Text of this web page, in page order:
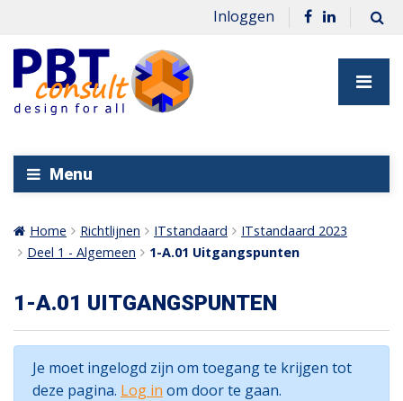
Inloggen
Menu
Home Richtlijnen ITstandaard
ITstandaard 2023
Deel 1 - Algemeen
1-A.01 Uitgangspunten
1-A.01 UITGANGSPUNTEN
Je moet ingelogd zijn om toegang te krijgen tot
deze pagina. Log in om door te gaan.